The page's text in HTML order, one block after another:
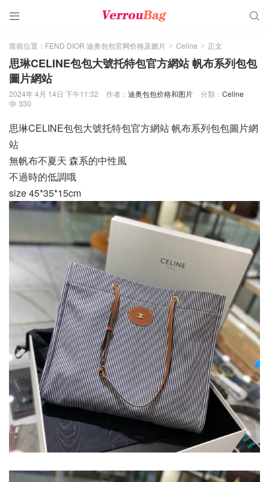
 
當前位置： FEND DIOR 迪奥包包官网价格及圖片 > Celine > 正文
思琳CELINE包包大號托特包官方網站 帆布系列包包
圖片網站
2024年 4月 14日 下午11:32 作者： 迪奥包包价格和图片 分類： Celine
 330
思琳CELINE包包大號托特包官方網站 帆布系列包包圖片網
站
無帆布不夏天 森系的中性風
不過時的低調哦
size 45*35*15cm